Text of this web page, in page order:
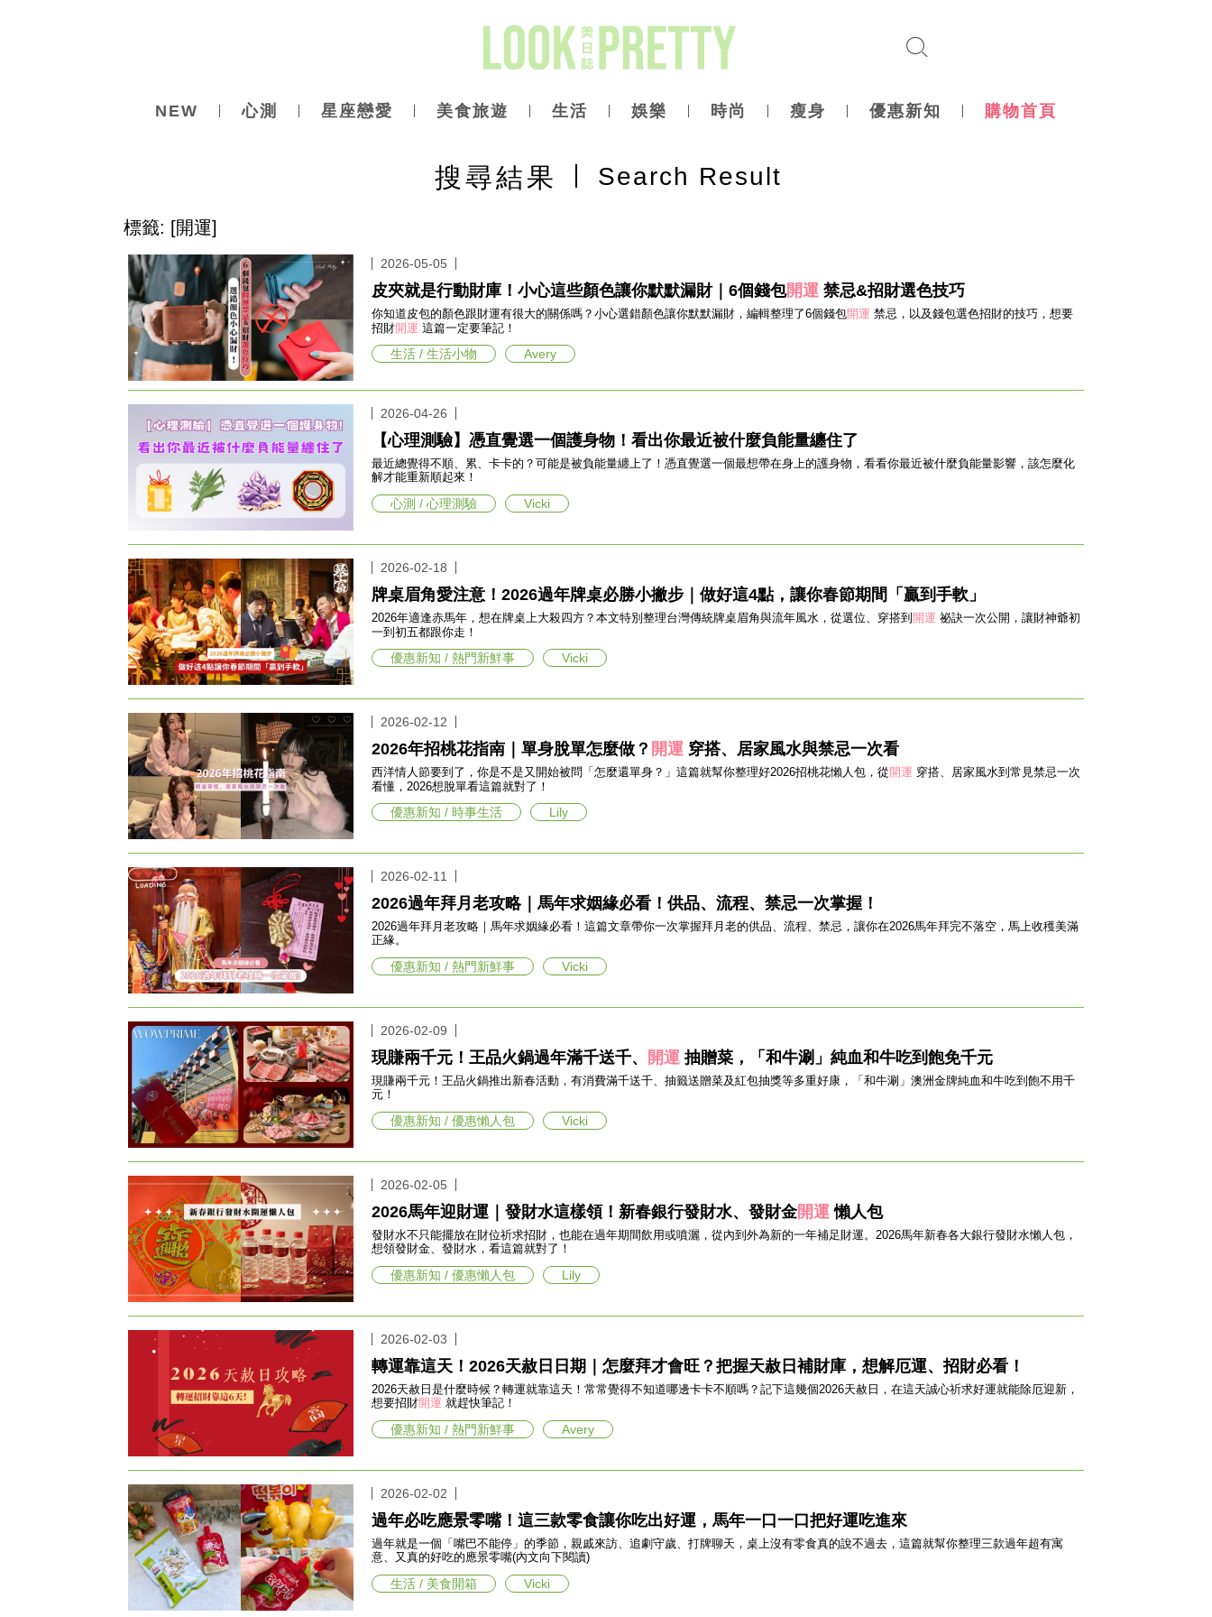
NEW 心測 星座戀愛 美食旅遊 生活 娛樂 時尚 瘦身 優惠新知 購物首頁
搜尋結果 Search Result
標籤: [開運]
2026-05-05
皮夾就是行動財庫！小心這些顏色讓你默默漏財｜6個錢包開運 禁忌&招財選色技巧
你知道皮包的顏色跟財運有很大的關係嗎？小心選錯顏色讓你默默漏財，編輯整理了6個錢包開運 禁忌，以及錢包選色招財的技巧，想要
招財開運 這篇一定要筆記！
生活 / 生活小物 Avery
2026-04-26
【心理測驗】憑直覺選一個護身物！看出你最近被什麼負能量纏住了
最近總覺得不順、累、卡卡的？可能是被負能量纏上了！憑直覺選一個最想帶在身上的護身物，看看你最近被什麼負能量影響，該怎麼化
解才能重新順起來！
心測 / 心理測驗 Vicki
2026-02-18
牌桌眉角愛注意！2026過年牌桌必勝小撇步｜做好這4點，讓你春節期間「贏到手軟」
2026年適逢赤馬年，想在牌桌上大殺四方？本文特別整理台灣傳統牌桌眉角與流年風水，從選位、穿搭到開運 祕訣一次公開，讓財神爺初
一到初五都跟你走！
優惠新知 / 熱門新鮮事 Vicki
2026-02-12
2026年招桃花指南｜單身脫單怎麼做？ 開運 穿搭、居家風水與禁忌一次看
西洋情人節要到了，你是不是又開始被問「怎麼還單身？」這篇就幫你整理好2026招桃花懶人包，從開運 穿搭、居家風水到常見禁忌一次
看懂，2026想脫單看這篇就對了！
優惠新知 / 時事生活 Lily
2026-02-11
2026過年拜月老攻略｜馬年求姻緣必看！供品、流程、禁忌一次掌握！
2026過年拜月老攻略｜馬年求姻緣必看！這篇文章帶你一次掌握拜月老的供品、流程、禁忌，讓你在2026馬年拜完不落空，馬上收穫美滿
正緣。
優惠新知 / 熱門新鮮事 Vicki
2026-02-09
現賺兩千元！王品火鍋過年滿千送千、 開運 抽贈菜，「和牛涮」純血和牛吃到飽免千元
現賺兩千元！王品火鍋推出新春活動，有消費滿千送千、抽籤送贈菜及紅包抽獎等多重好康，「和牛涮」澳洲金牌純血和牛吃到飽不用千
元！
優惠新知 / 優惠懶人包 Vicki
2026-02-05
2026馬年迎財運｜發財水這樣領！新春銀行發財水、發財金開運懶人包
發財水不只能擺放在財位祈求招財，也能在過年期間飲用或噴灑，從內到外為新的一年補足財運。2026馬年新春各大銀行發財水懶人包，
想領發財金、發財水，看這篇就對了！
優惠新知 / 優惠懶人包 Lily
2026-02-03
轉運靠這天！2026天赦日日期｜怎麼拜才會旺？把握天赦日補財庫，想解厄運、招財必看！
2026天赦日是什麼時候？轉運就靠這天！常常覺得不知道哪邊卡卡不順嗎？記下這幾個2026天赦日，在這天誠心祈求好運就能除厄迎新，
想要招財開運 就趕快筆記！
優惠新知 / 熱門新鮮事 Avery
2026-02-02
過年必吃應景零嘴！這三款零食讓你吃出好運，馬年一口一口把好運吃進來
過年就是一個「嘴巴不能停」的季節，親戚來訪、追劇守歲、打牌聊天，桌上沒有零食真的說不過去，這篇就幫你整理三款過年超有寓
意、又真的好吃的應景零嘴(內文向下閱讀)
生活 / 美食開箱 Vicki